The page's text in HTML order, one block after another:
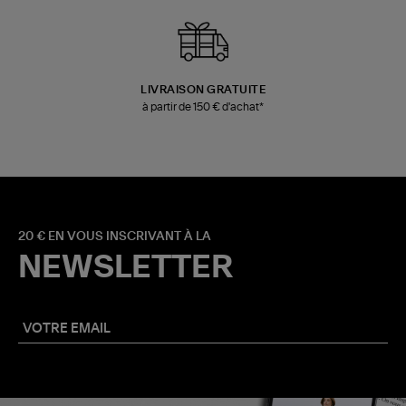
LIVRAISON GRATUITE
à partir de 150 € d'achat*
20 € EN VOUS INSCRIVANT À LA
NEWSLETTER